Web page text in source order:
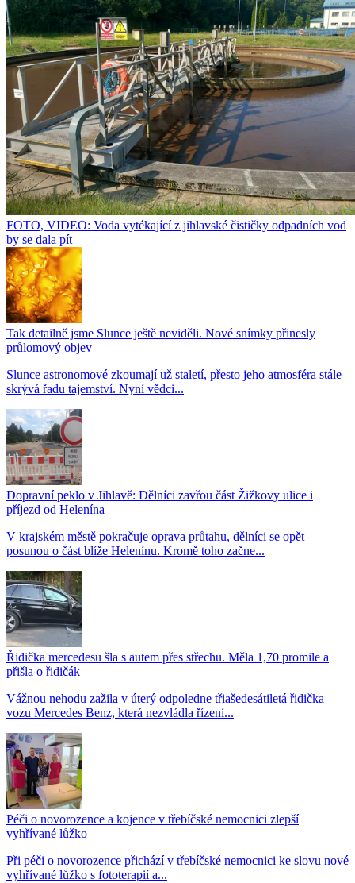
FOTO, VIDEO: Voda vytékající z jihlavské čističky odpadních vod
by se dala pít
Tak detailně jsme Slunce ještě neviděli. Nové snímky přinesly
průlomový objev
Slunce astronomové zkoumají už staletí, přesto jeho atmosféra stále
skrývá řadu tajemství. Nyní vědci...
Dopravní peklo v Jihlavě: Dělníci zavřou část Žižkovy ulice i
příjezd od Helenína
V krajském městě pokračuje oprava průtahu, dělníci se opět
posunou o část blíže Helenínu. Kromě toho začne...
Řidička mercedesu šla s autem přes střechu. Měla 1,70 promile a
přišla o řidičák
Vážnou nehodu zažila v úterý odpoledne třiašedesátiletá řidička
vozu Mercedes Benz, která nezvládla řízení...
Péči o novorozence a kojence v třebíčské nemocnici zlepší
vyhřívané lůžko
Při péči o novorozence přichází v třebíčské nemocnici ke slovu nové
vyhřívané lůžko s fototerapií a...